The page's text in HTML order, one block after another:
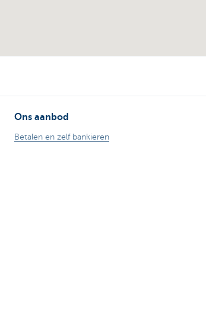
Ons aanbod
Betalen en zelf bankieren